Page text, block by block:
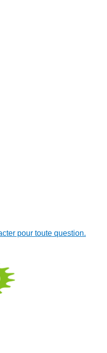
pour toute question.